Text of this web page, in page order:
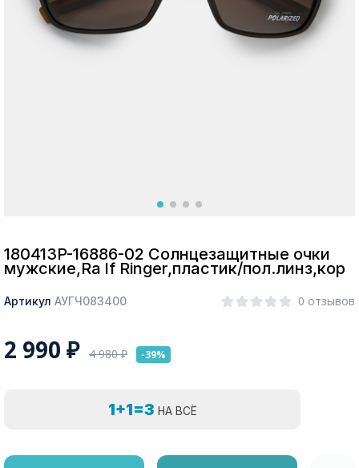
180413P-16886-02 Солнцезащитные очки
мужские,Ra lf Ringer,пластик/пол.линз,кор
Артикул АУГЧ083400 0 отзывов
2 990 ₽ 4 980₽ -39%
1+1=3 НА ВСЁ